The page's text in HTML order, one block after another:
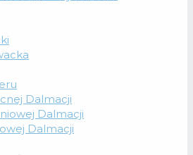
Dalmacji
Dalmacji
Dalmacji